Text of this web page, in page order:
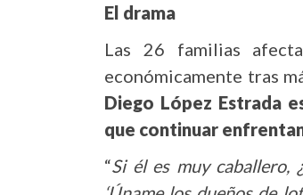
El drama
Las 26 familias
económicamente tras
Diego López Estrada
que continuar
“Si él es muy caballero,